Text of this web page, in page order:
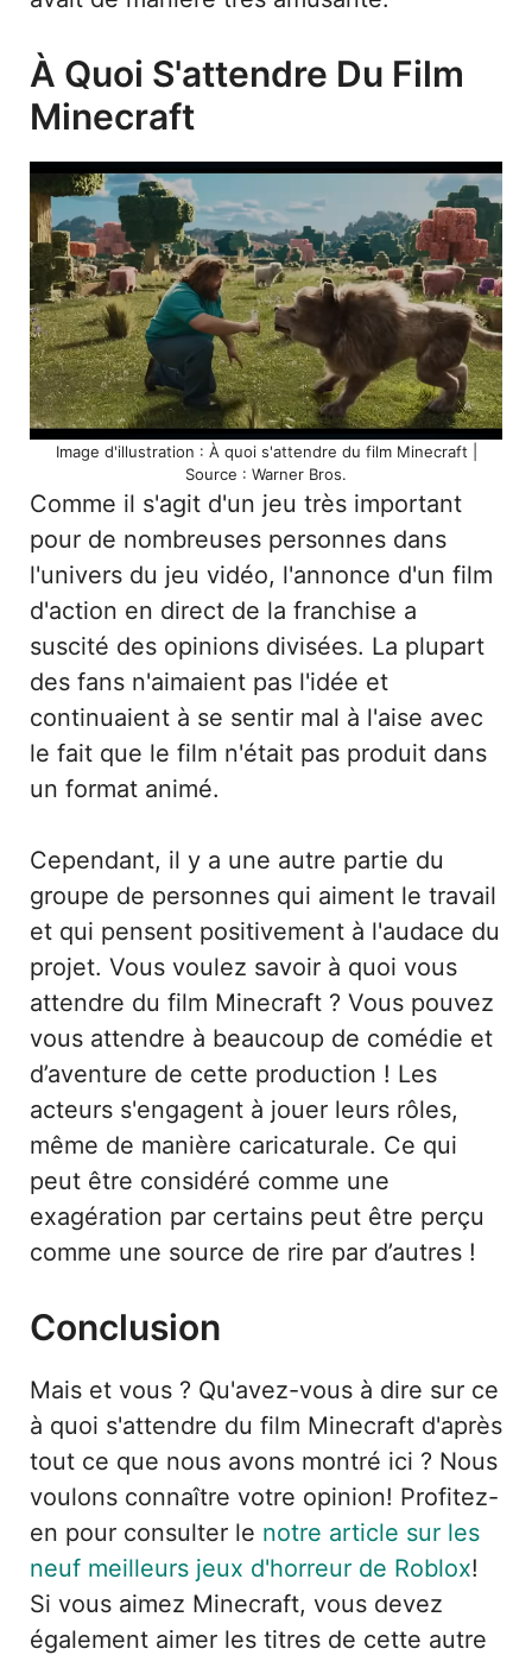
À Quoi S'attendre Du Film
Minecraft
Image d'illustration : À quoi s'attendre du film Minecraft |
Source : Warner Bros.
Comme il s'agit d'un jeu très important
pour de nombreuses personnes dans
l'univers du jeu vidéo, l'annonce d'un film
d'action en direct de la franchise a
suscité des opinions divisées. La plupart
des fans n'aimaient pas l'idée et
continuaient à se sentir mal à l'aise avec
le fait que le film n'était pas produit dans
un format animé.
Cependant, il y a une autre partie du
groupe de personnes qui aiment le travail
et qui pensent positivement à l'audace du
projet. Vous voulez savoir à quoi vous
attendre du film Minecraft ? Vous pouvez
vous attendre à beaucoup de comédie et
d’aventure de cette production ! Les
acteurs s'engagent à jouer leurs rôles,
même de manière caricaturale. Ce qui
peut être considéré comme une
exagération par certains peut être perçu
comme une source de rire par d’autres !
Conclusion
Mais et vous ? Qu'avez-vous à dire sur ce
à quoi s'attendre du film Minecraft d'après
tout ce que nous avons montré ici ? Nous
voulons connaître votre opinion! Profitez-
en pour consulter le notre article sur les
neuf meilleurs jeux d'horreur de Roblox!
Si vous aimez Minecraft, vous devez
également aimer les titres de cette autre